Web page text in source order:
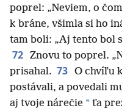
poprel: „Neviem, o
k bráne, všimla si ho
tam boli: „Aj tento bol
72 Znovu to poprel.
prisahal. 73 O chvíľu
postávali, a povedali
aj tvoje nárečie * ťa